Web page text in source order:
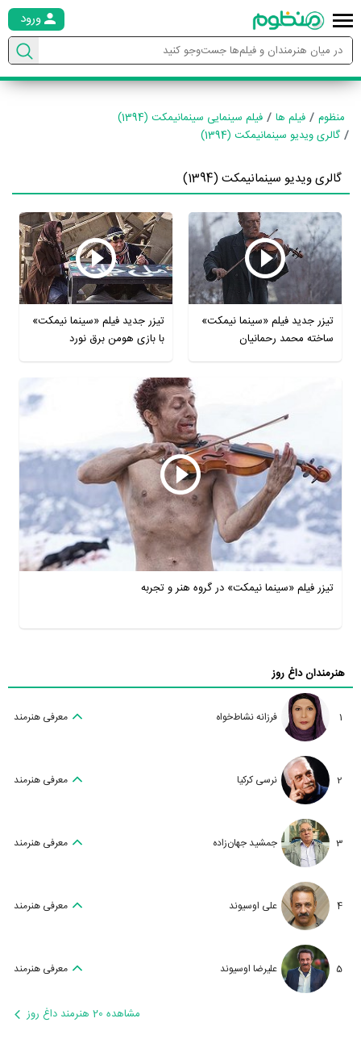
ورود
منظوم فیلم ها
فیلم سینمایی سینمانیمکت (1394)
گالری ویدیو سینمانیمکت (1394)
گالری ویدیو سینمانیمکت (1394)
تیزر جدید فیلم «سینما نیمکت»
ساخته محمد رحمانیان
تیزر جدید فیلم «سینما نیمکت»
با بازی هومن برق نورد
تیزر فیلم «سینما نیمکت» در گروه هنر و تجربه
هنرمندان داغ روز
1 فرزانه نشاط‌خواه معرفی هنرمند
2 نرسی کرکیا معرفی هنرمند
3 جمشید جهان‌زاده معرفی هنرمند
4 علی اوسیوند معرفی هنرمند
5 علیرضا اوسیوند معرفی هنرمند
مشاهده 20 هنرمند داغ روز